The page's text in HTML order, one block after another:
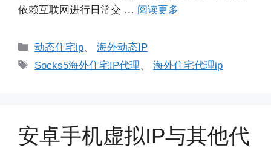
依赖互联网进行日常交 … 阅读更多
分
类
动态住宅ip、海外动态IP
标
Socks5海外住宅IP代理、海外住宅代理ip
安卓手机虚拟IP与其他代